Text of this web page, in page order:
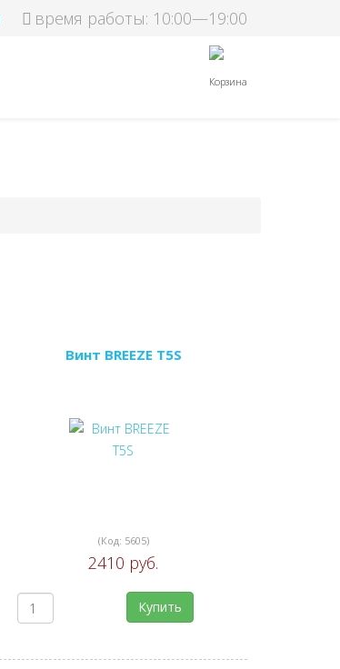
время работы: 10:00—19:00
Корзина
Винт BREEZE T5S
(Код: 5605)
2410 руб.
Купить